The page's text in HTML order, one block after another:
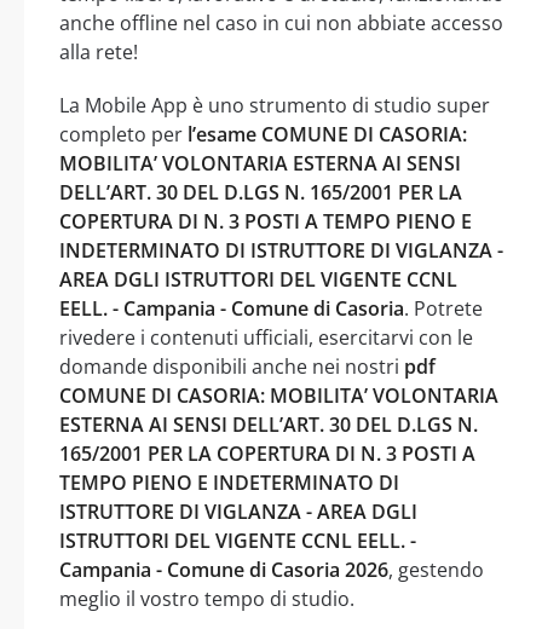
anche offline nel caso in cui non abbiate accesso
alla rete!
La Mobile App è uno strumento di studio super
completo per l’esame COMUNE DI CASORIA:
MOBILITA’ VOLONTARIA ESTERNA AI SENSI
DELL’ART. 30 DEL D.LGS N. 165/2001 PER LA
COPERTURA DI N. 3 POSTI A TEMPO PIENO E
INDETERMINATO DI ISTRUTTORE DI VIGLANZA -
AREA DGLI ISTRUTTORI DEL VIGENTE CCNL
EELL. - Campania - Comune di Casoria. Potrete
rivedere i contenuti ufficiali, esercitarvi con le
domande disponibili anche nei nostri pdf
COMUNE DI CASORIA: MOBILITA’ VOLONTARIA
ESTERNA AI SENSI DELL’ART. 30 DEL D.LGS N.
165/2001 PER LA COPERTURA DI N. 3 POSTI A
TEMPO PIENO E INDETERMINATO DI
ISTRUTTORE DI VIGLANZA - AREA DGLI
ISTRUTTORI DEL VIGENTE CCNL EELL. -
Campania - Comune di Casoria 2026, gestendo
meglio il vostro tempo di studio.